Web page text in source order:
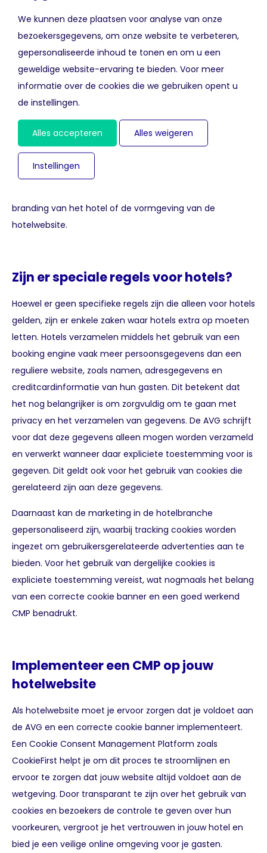
heeft gegeven.
Mogelijkheid tot herziening:Bezoekers moeten
hun voorkeuren op elk moment kunnen aanpassen.
Met CookieFirst als CMP kun je eenvoudig controleren of
je banner voldoet aan de AVG-richtlijnen. CookieFirst
scant automatisch je website op cookies en zorgt ervoor
dat ze correct worden ingedeeld (noodzakelijk,
voorkeuren, statistieken en marketing). Bovendien biedt
het een gebruiksvriendelijke interface voor zowel
bezoekers als website-eigenaren. Bij Becurious zorgen we
branding van het hotel of de vormgeving van de
hotelwebsite.
Zijn er speciale regels voor hotels?
Hoewel er geen specifieke regels zijn die alleen voor hotels
gelden, zijn er enkele zaken waar hotels extra op moeten
letten. Hotels verzamelen middels het gebruik van een
booking engine vaak meer persoonsgegevens dan een
reguliere website, zoals namen, adresgegevens en
creditcardinformatie van hun gasten. Dit betekent dat
het nog belangrijker is om zorgvuldig om te gaan met
privacy en het verzamelen van gegevens. De AVG schrijft
voor dat deze gegevens alleen mogen worden verzameld
en verwerkt wanneer daar expliciete toestemming voor is
gegeven. Dit geldt ook voor het gebruik van cookies die
gerelateerd zijn aan deze gegevens.
Daarnaast kan de marketing in de hotelbranche
gepersonaliseerd zijn, waarbij tracking cookies worden
ingezet om gebruikersgerelateerde advertenties aan te
bieden. Voor het gebruik van dergelijke cookies is
expliciete toestemming vereist, wat nogmaals het belang
van een correcte cookie banner en een goed werkend
CMP benadrukt.
Implementeer een CMP op jouw
hotelwebsite
Als hotelwebsite moet je ervoor zorgen dat je voldoet aan
de AVG en een correcte cookie banner implementeert.
Een Cookie Consent Management Platform zoals
CookieFirst helpt je om dit proces te stroomlijnen en
ervoor te zorgen dat jouw website altijd voldoet aan de
wetgeving. Door transparant te zijn over het gebruik van
cookies en bezoekers de controle te geven over hun
voorkeuren, vergroot je het vertrouwen in jouw hotel en
bied je een veilige online omgeving voor je gasten.
We kunnen deze plaatsen voor analyse van onze
bezoekersgegevens, om onze website te verbeteren,
gepersonaliseerde inhoud te tonen en om u een
geweldige website-ervaring te bieden. Voor meer
informatie over de cookies die we gebruiken opent u
de instellingen.
Alles accepteren Alles weigeren
Instellingen